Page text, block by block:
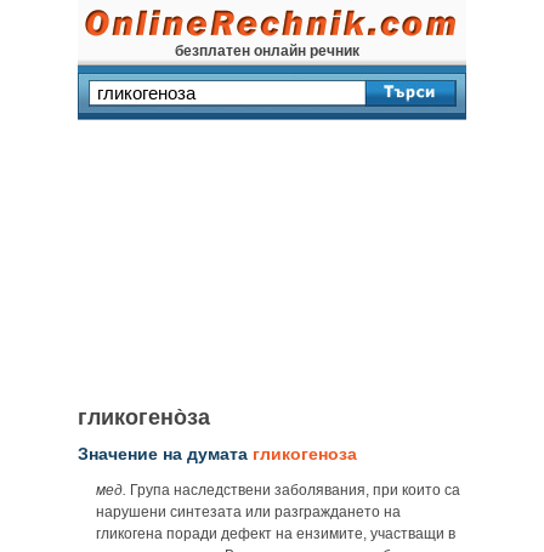
безплатен онлайн речник
гликогено̀за
Значение на думата гликогеноза
мед. Група наследствени заболявания, при които са
нарушени синтезата или разграждането на
гликогена поради дефект на ензимите, участващи в